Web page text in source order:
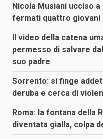
Nicola Musiani ucciso
fermati quattro giovani
Il video della catena
permesso di salvare
suo padre
Sorrento: si finge
deruba e cerca di
Roma: la fontana della
diventata gialla, colpa